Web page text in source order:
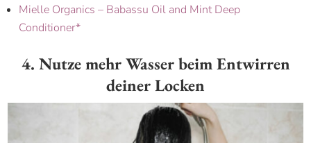
Mielle Organics – Babassu Oil and Mint Deep
Conditioner*
4. Nutze mehr Wasser beim Entwirren
deiner Locken